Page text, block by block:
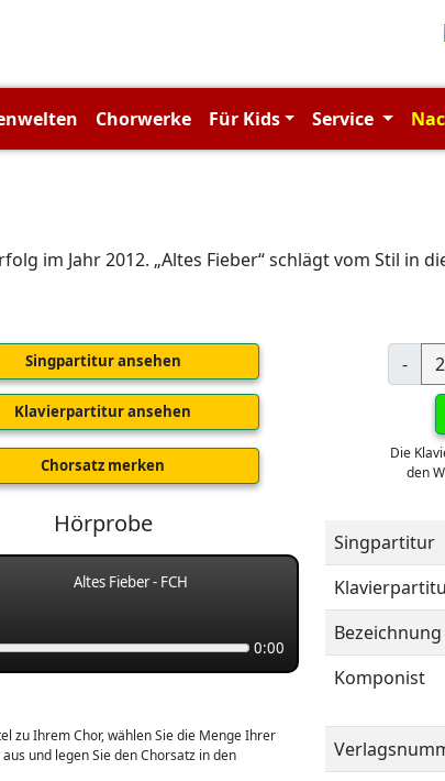
Chorwerke Für Kids Service
im Jahr 2012. „Altes Fieber“ schlägt vom Stil in
Singpartitur ansehen
Klavierpartitur ansehen
Chorsatz merken
Hörprobe
Altes Fieber - FCH
0:00
zu Ihrem Chor, wählen Sie die Menge Ihrer
und legen Sie den Chorsatz in den
-
Die
den
Singpartitur
Bezeichnung
Komponist